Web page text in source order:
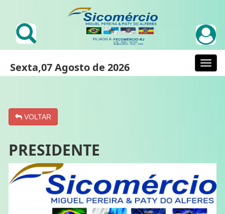
Sexta,07 Agosto de 2026
VOLTAR
PRESIDENTE